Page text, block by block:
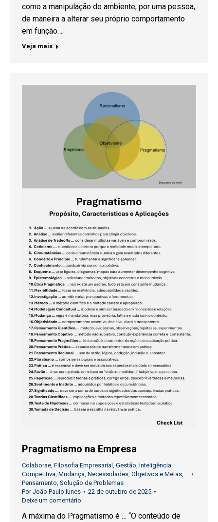
como a manipulação do ambiente, por uma pessoa,
de maneira a alterar seu próprio comportamento
em função…
Veja mais
Pragmatismo na Empresa
Colaborae Filosofia Empresarial Gestão Inteligência
Competitiva Mudança Necessidades Objetivos e Metas
Pensamento Solução de Problemas
PorJoão Paulo Iunes
22 de outubro de 2025
Deixe um comentário
A máxima do Pragmatismo é … “O conteúdo de